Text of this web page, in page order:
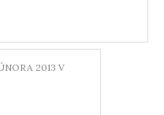
2013 V